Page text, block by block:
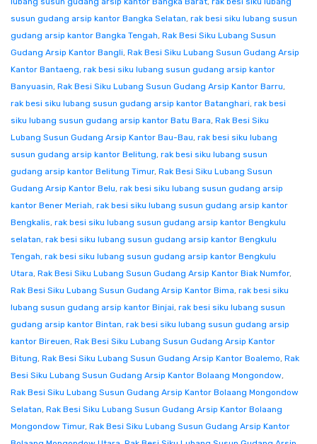
susun gudang arsip kantor Bangka Selatan, rak besi siku lubang susun
gudang arsip kantor Bangka Tengah, Rak Besi Siku Lubang Susun
Gudang Arsip Kantor Bangli, Rak Besi Siku Lubang Susun Gudang Arsip
Kantor Bantaeng, rak besi siku lubang susun gudang arsip kantor
Banyuasin, Rak Besi Siku Lubang Susun Gudang Arsip Kantor Barru,
rak besi siku lubang susun gudang arsip kantor Batanghari, rak besi
siku lubang susun gudang arsip kantor Batu Bara, Rak Besi Siku
Lubang Susun Gudang Arsip Kantor Bau-Bau, rak besi siku lubang
susun gudang arsip kantor Belitung, rak besi siku lubang susun
gudang arsip kantor Belitung Timur, Rak Besi Siku Lubang Susun
Gudang Arsip Kantor Belu, rak besi siku lubang susun gudang arsip
kantor Bener Meriah, rak besi siku lubang susun gudang arsip kantor
Bengkalis, rak besi siku lubang susun gudang arsip kantor Bengkulu
selatan, rak besi siku lubang susun gudang arsip kantor Bengkulu
Tengah, rak besi siku lubang susun gudang arsip kantor Bengkulu
Utara, Rak Besi Siku Lubang Susun Gudang Arsip Kantor Biak Numfor,
Rak Besi Siku Lubang Susun Gudang Arsip Kantor Bima, rak besi siku
lubang susun gudang arsip kantor Binjai, rak besi siku lubang susun
gudang arsip kantor Bintan, rak besi siku lubang susun gudang arsip
kantor Bireuen, Rak Besi Siku Lubang Susun Gudang Arsip Kantor
Bitung, Rak Besi Siku Lubang Susun Gudang Arsip Kantor Boalemo, Rak
Besi Siku Lubang Susun Gudang Arsip Kantor Bolaang Mongondow,
Rak Besi Siku Lubang Susun Gudang Arsip Kantor Bolaang Mongondow
Selatan, Rak Besi Siku Lubang Susun Gudang Arsip Kantor Bolaang
Mongondow Timur, Rak Besi Siku Lubang Susun Gudang Arsip Kantor